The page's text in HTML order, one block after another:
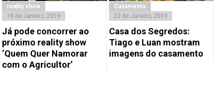
reality show
18 de Janeiro, 2019
Já pode concorrer ao
próximo reality show
‘Quem Quer Namorar
com o Agricultor’
Casamento
22 de Janeiro, 2019
Casa dos Segredos:
Tiago e Luan mostram
imagens do casamento